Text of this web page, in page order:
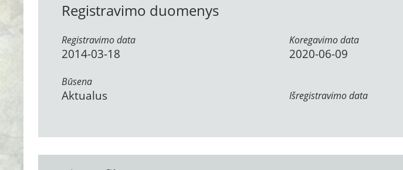
Registravimo duomenys
Registravimo data
2014-03-18
Koregavimo data
2020-06-09
Būsena
Aktualus Išregistravimo data